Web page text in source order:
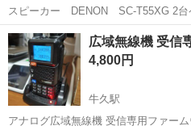
スピーカー DENON SC-T55XG 2台ペ
ズ：W190×H950×D250mm，重量：15kg （1台
でお願いします。 みどりの駅、万博
茨城 つくば市 みどりの駅
広域無線機 受信
4,800円
牛久駅
アナログ広域無線機 受信専用ファー